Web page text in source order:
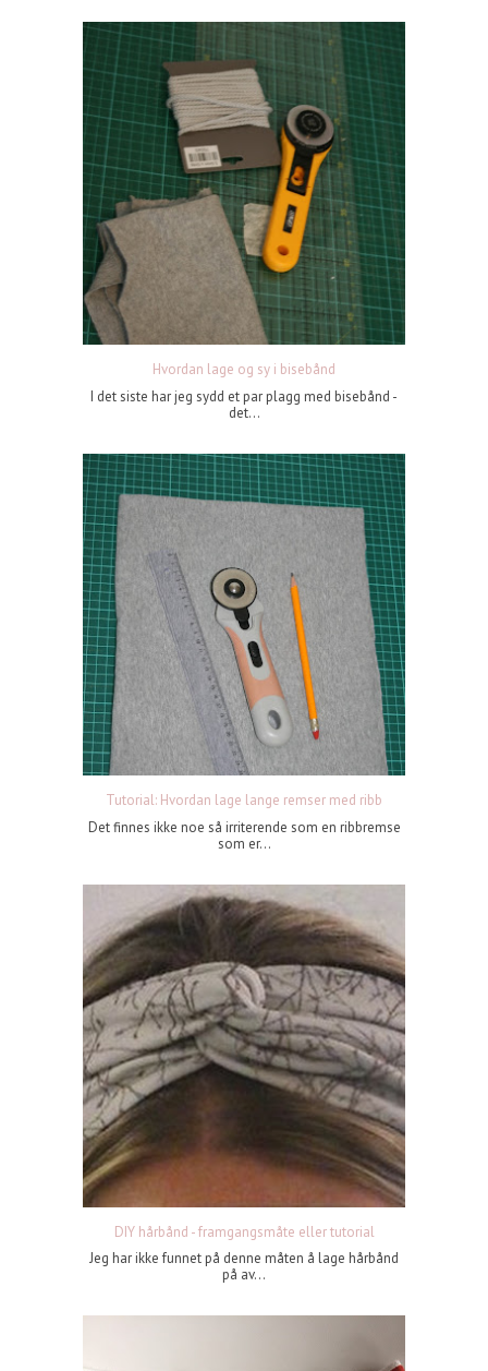
Hvordan lage og sy i bisebånd
I det siste har jeg sydd et par plagg med bisebånd -
det...
Tutorial: Hvordan lage lange remser med ribb
Det finnes ikke noe så irriterende som en ribbremse
som er...
DIY hårbånd - framgangsmåte eller tutorial
Jeg har ikke funnet på denne måten å lage hårbånd
på av...